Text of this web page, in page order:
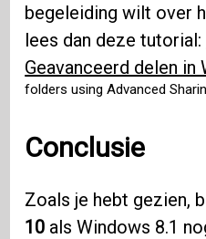
begeleiding wilt over
lees dan deze tutorial:
Geavanceerd delen in
folders using Advanced
Conclusie
Zoals je hebt gezien,
10 als Windows 8.1